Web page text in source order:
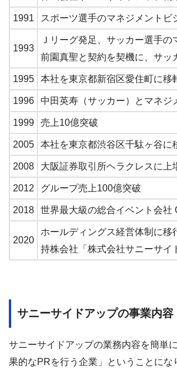
1991 スポーツ選手のマネジメントビ
1993
Ｊリーグ発足、サッカー選手
前園真聖と契約を契機に、サッ
1995 本社を東京都新宿区愛住町に移
1996 中田英寿（サッカー）とマネジ
1999 売上10億突破
2005 本社を東京都渋谷区千駄ヶ谷に
2008 大阪証券取引所ヘラクレスに上
2012 グループ売上100億突破
2018 世界最大級の総合イベント会社
2020
ホールディングス経営体制に移
持株会社「株式会社サニーサイ
サニーサイドアップの事業内容
サニーサイドアップの業務内容を簡単
果的なPRを行う企業」ということにな